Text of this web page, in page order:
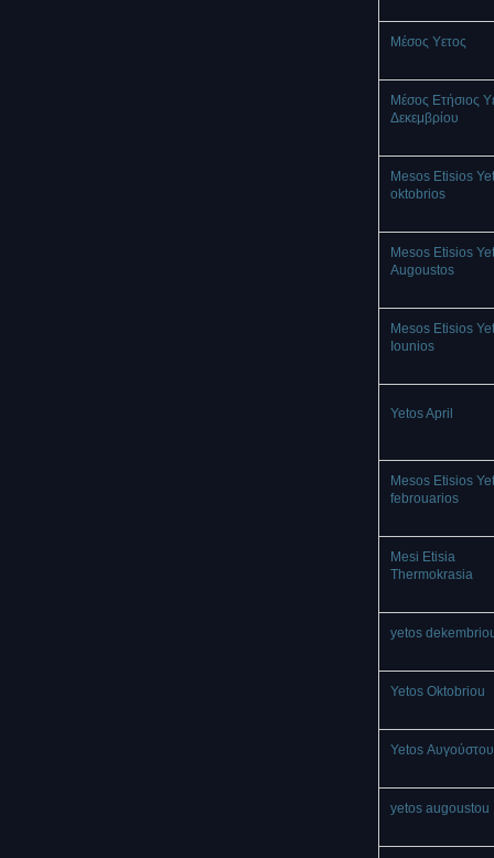
Mέσος Υετος
Μέσος Ετήσιος
Δεκεμβρίου
Mesos Etisios
oktobrios
Mesos Etisios
Augoustos
Mesos Etisios
Iounios
Yetos April
Mesos Etisios
febrouarios
Mesi Etisia
Thermokrasia
yetos
Yetos Oktobriou
Yetos Αυγούστου
yetos augoustou